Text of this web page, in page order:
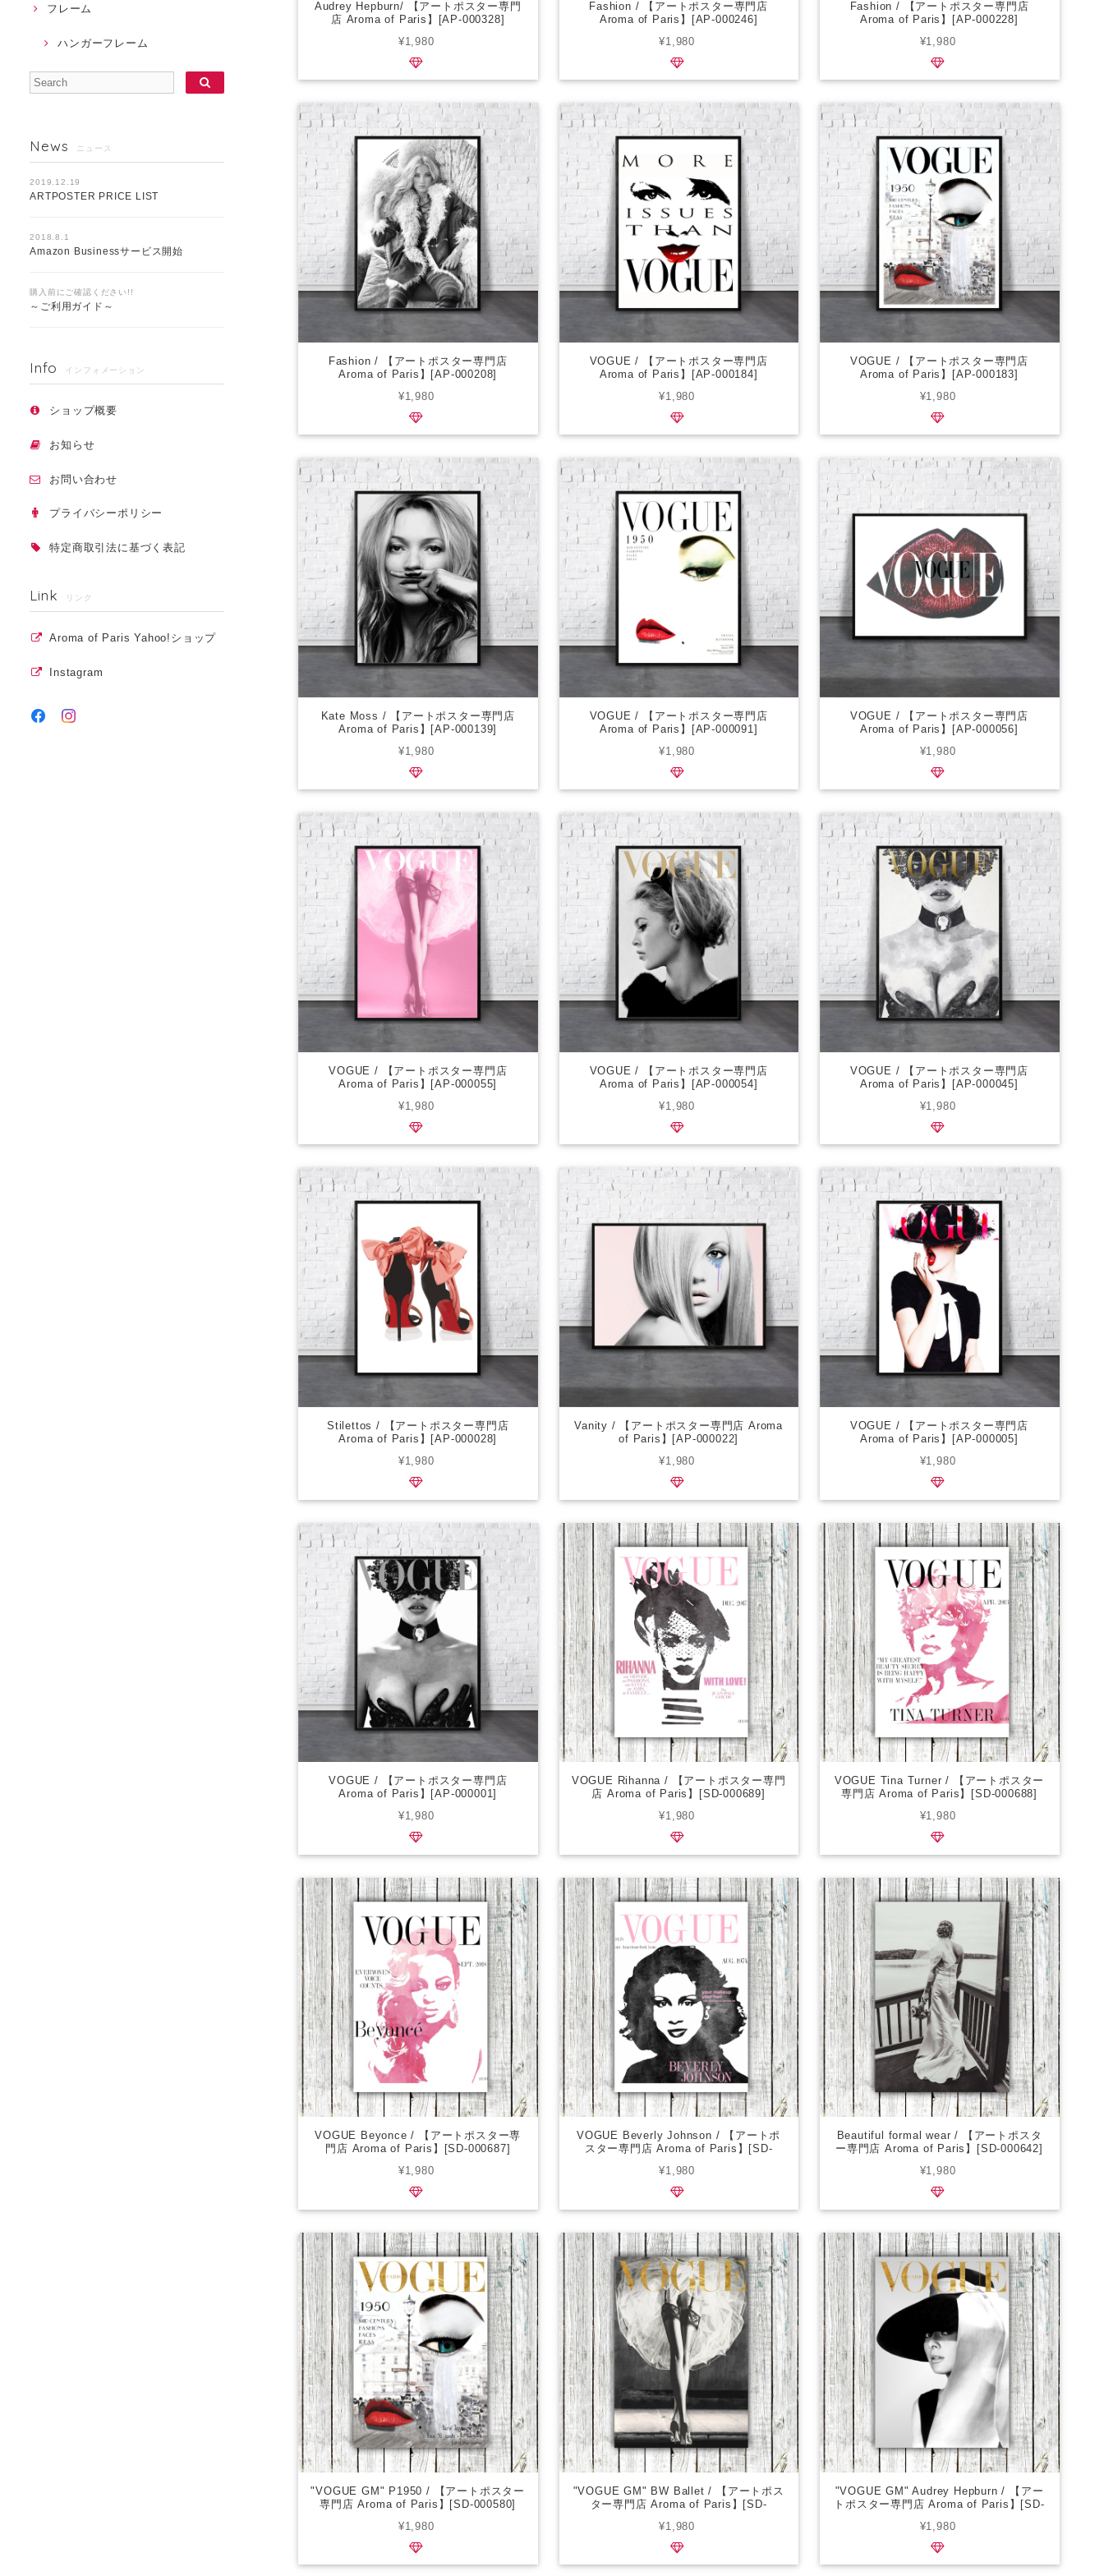
フレーム
ハンガーフレーム
News ニュース
2019.12.19
ARTPOSTER PRICE LIST
2018.8.1
Amazon Businessサービス開始
購入前にご確認ください!!
～ご利用ガイド～
Info インフォメーション
ショップ概要
お知らせ
お問い合わせ
プライバシーポリシー
特定商取引法に基づく表記
Link リンク
Aroma of Paris Yahoo!ショップ
Instagram
Audrey Hepburn/ 【アートポスター専門
店 Aroma of Paris】[AP-000328]
¥1,980
Fashion / 【アートポスター専門店
Aroma of Paris】[AP-000246]
¥1,980
Fashion / 【アートポスター専門店
Aroma of Paris】[AP-000228]
¥1,980
Fashion / 【アートポスター専門店
Aroma of Paris】[AP-000208]
¥1,980
VOGUE / 【アートポスター専門店
Aroma of Paris】[AP-000184]
¥1,980
VOGUE / 【アートポスター専門店
Aroma of Paris】[AP-000183]
¥1,980
Kate Moss / 【アートポスター専門店
Aroma of Paris】[AP-000139]
¥1,980
VOGUE / 【アートポスター専門店
Aroma of Paris】[AP-000091]
¥1,980
VOGUE / 【アートポスター専門店
Aroma of Paris】[AP-000056]
¥1,980
VOGUE / 【アートポスター専門店
Aroma of Paris】[AP-000055]
¥1,980
VOGUE / 【アートポスター専門店
Aroma of Paris】[AP-000054]
¥1,980
VOGUE / 【アートポスター専門店
Aroma of Paris】[AP-000045]
¥1,980
Stilettos / 【アートポスター専門店
Aroma of Paris】[AP-000028]
¥1,980
Vanity / 【アートポスター専門店 Aroma
of Paris】[AP-000022]
¥1,980
VOGUE / 【アートポスター専門店
Aroma of Paris】[AP-000005]
¥1,980
VOGUE / 【アートポスター専門店
Aroma of Paris】[AP-000001]
¥1,980
VOGUE Rihanna / 【アートポスター専門
店 Aroma of Paris】[SD-000689]
¥1,980
VOGUE Tina Turner / 【アートポスター
専門店 Aroma of Paris】[SD-000688]
¥1,980
VOGUE Beyonce / 【アートポスター専
門店 Aroma of Paris】[SD-000687]
¥1,980
VOGUE Beverly Johnson / 【アートポ
スター専門店 Aroma of Paris】[SD-
¥1,980
Beautiful formal wear / 【アートポスタ
ー専門店 Aroma of Paris】[SD-000642]
¥1,980
"VOGUE GM" P1950 / 【アートポスター
専門店 Aroma of Paris】[SD-000580]
¥1,980
"VOGUE GM" BW Ballet / 【アートポス
ター専門店 Aroma of Paris】[SD-
¥1,980
"VOGUE GM" Audrey Hepburn / 【アー
トポスター専門店 Aroma of Paris】[SD-
¥1,980